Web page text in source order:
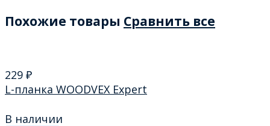
Похожие товары Сравнить все
229 ₽
L-планка WOODVEХ Expert
В наличии